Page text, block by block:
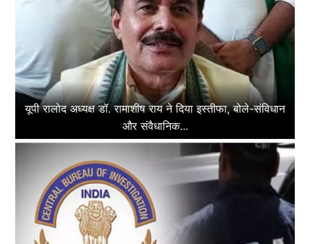
यूपी रालोद अध्यक्ष डॉ. रामाशीष राय ने दिया इस्तीफा, बोले-संविधान
और संवैधानिक...